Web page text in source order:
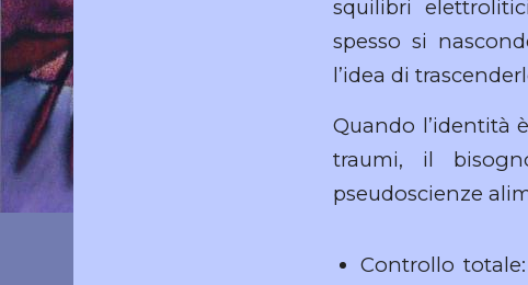
squilibri
spesso si
l’idea di
Quando l’identità
traumi, il
pseudoscienze
Controllo